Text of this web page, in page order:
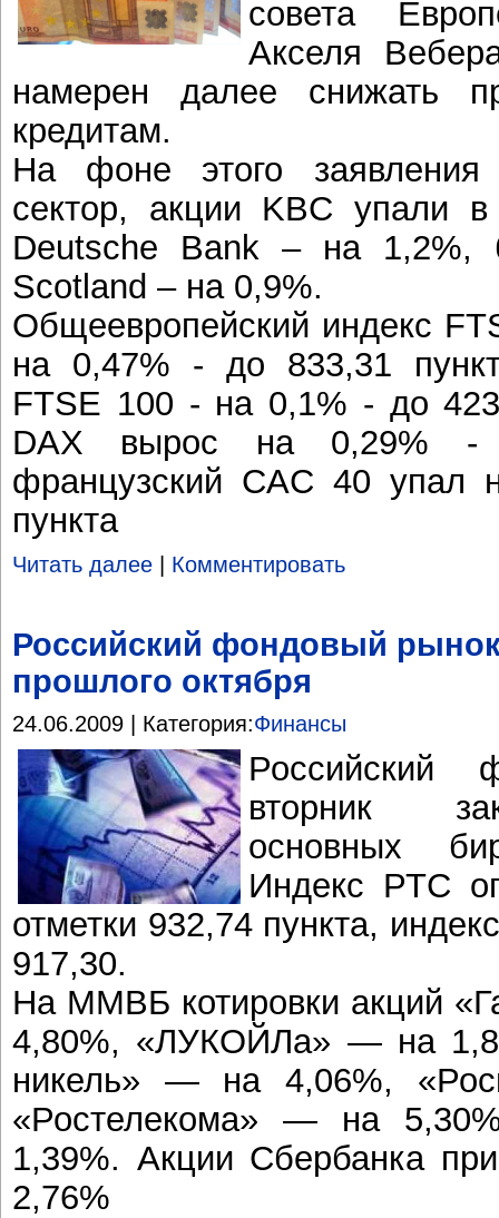
совета
Акселя
намерен далее снижать
кредитам.
На фоне этого заявления
сектор, акции KBC упали
Deutsche Bank – на 1,2%,
Scotland – на 0,9%.
Общеевропейский индекс
на 0,47% - до 833,31
FTSE 100 - на 0,1% - до
DAX вырос на 0,29% -
французский CAC 40 упал
пункта
Читать далее | Комментировать
Российский фондовый
прошлого октября
24.06.2009 | Категория:Финансы
Российский
вторник
основных
Индекс РТС
отметки 932,74 пункта,
917,30.
На ММВБ котировки акций
4,80%, «ЛУКОЙЛа» — на
никель» — на 4,06%,
«Ростелекома» — на
1,39%. Акции Сбербанка
2,76%